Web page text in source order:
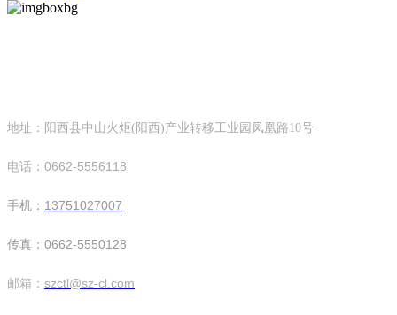
地址：阳西县中山火炬(阳西)产业转移工业园凤凰路10号
电话：0662-5556118
手机： 13751027007
传真：0662-5550128
邮箱： szctl@sz-cl.com